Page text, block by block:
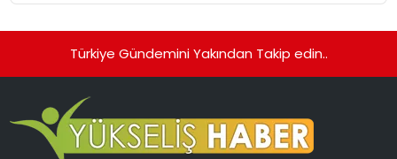
Türkiye Gündemini Yakından Takip edin..